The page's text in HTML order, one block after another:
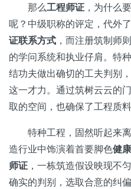
那么工程师证 ，为什么
呢？中级职称的评定，代外
证联系方式 ，而注册筑制师
的学问系统和执业仔肩。特
结功夫做出确切的工夫判别
这一才力。通过筑树云云的
取的空间，也确保了工程质料
特种工程，固然听起来离
造行业中饰演着首要脚色健
师证 ，一栋筑造假设映现不
确实的判别，选取合意的纠